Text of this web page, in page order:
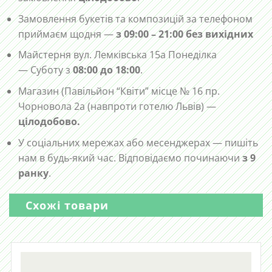
Замовлення букетів та композицій за телефоном
приймаєм щодня —з 09:00 – 21:00 без вихідних
Майстерня вул. Лемківська 15а Понеділка
— Суботу з08:00 до 18:00.
Магазин (Павільйон “Квіти” місце № 16 пр.
Чорновола 2а (навпроти готелю Львів) —
цілодобово.
У соціальних мережах або месенджерах — пишіть
нам в будь-який час. Відповідаємо починаючиз 9
ранку.
Схожі товари